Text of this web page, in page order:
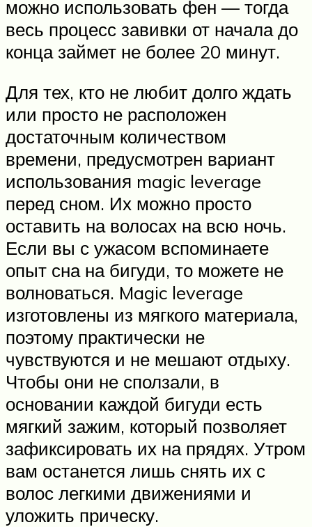
можно использовать фен — тогда
весь процесс завивки от начала до
конца займет не более 20 минут.
Для тех, кто не любит долго ждать
или просто не расположен
достаточным количеством
времени, предусмотрен вариант
использования magic leverage
перед сном. Их можно просто
оставить на волосах на всю ночь.
Если вы с ужасом вспоминаете
опыт сна на бигуди, то можете не
волноваться. Magic leverage
изготовлены из мягкого материала,
поэтому практически не
чувствуются и не мешают отдыху.
Чтобы они не сползали, в
основании каждой бигуди есть
мягкий зажим, который позволяет
зафиксировать их на прядях. Утром
вам останется лишь снять их с
волос легкими движениями и
уложить прическу.